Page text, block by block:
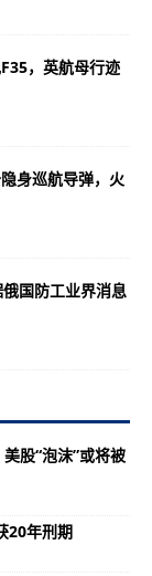
，英航母行迹
身巡航导弹，火
国防工业界消息
股“泡沫”或将被
20年刑期